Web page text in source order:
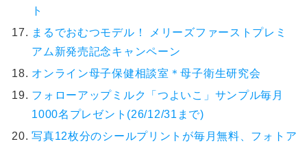
ト
まるでおむつモデル！ メリーズファーストプレミ
アム新発売記念キャンペーン
オンライン母子保健相談室＊母子衛生研究会
フォローアップミルク「つよいこ」サンプル毎月
1000名プレゼント(26/12/31まで)
写真12枚分のシールプリントが毎月無料、フォトア